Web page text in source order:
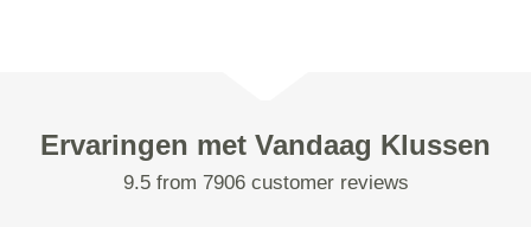
Ervaringen met Vandaag Klussen
9.5 from 7906 customer reviews